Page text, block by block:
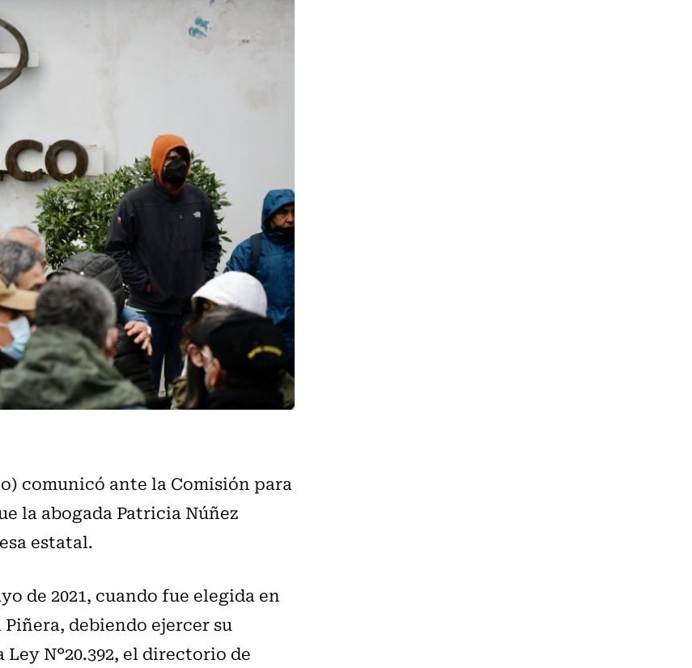
comunicó ante la Comisión para
la abogada Patricia Núñez
estatal.
de 2021, cuando fue elegida en
debiendo ejercer su
N°20.392, el directorio de